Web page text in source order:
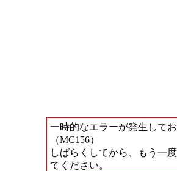
一時的なエラーが発生してお
（MC156）
しばらくしてから、もう一
てください。